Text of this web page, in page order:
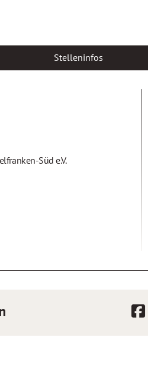
Stelleninfos
Süd e.V.